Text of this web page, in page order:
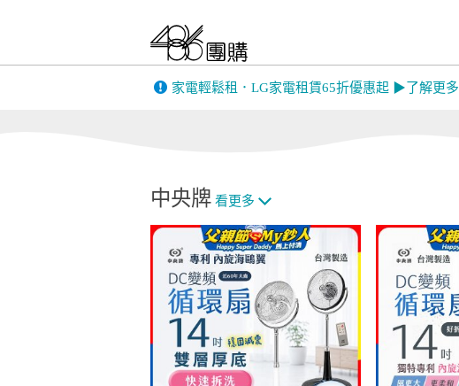
家電輕鬆租．LG家電租賃65折優惠起 ▶了解更多
中央牌 看更多
榮保養服務
淨水器濾心
商務通